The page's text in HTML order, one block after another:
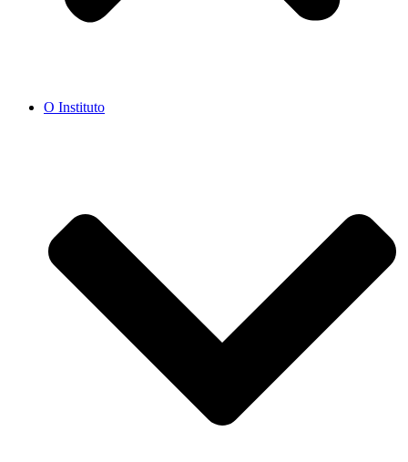
O Instituto